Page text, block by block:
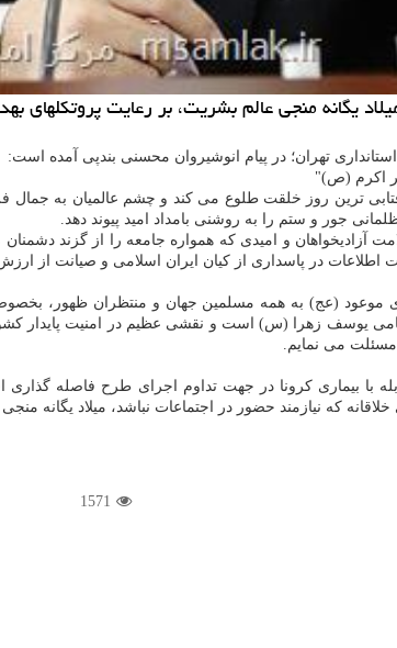
یگانه منجی عالم بشریت، بر رعایت پروتکلهای
استانداری تهران؛ در پیام انوشیروان محسنی بندپی آمده است:
اکرم (ص)"
ترین روز خلقت طلوع می کند و چشم عالمیان به
جور و ستم را به روشنی بامداد امید پیوند دهد.
آزادیخواهان و امیدی که همواره جامعه را از گزند
اطلاعات در پاسداری از کیان ایران اسلامی و صیانت از
موعود (عج) به همه مسلمین جهان و منتظران ظهور،
یوسف زهرا (س) است و نقشی عظیم در امنیت پایدار
می نمایم.
با بیماری کرونا در جهت تداوم اجرای طرح فاصله
که نیازمند حضور در اجتماعات نباشد، میلاد یگانه
1571